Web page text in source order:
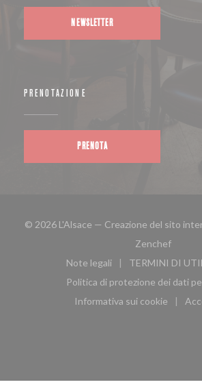
NEWSLETTER
PRENOTAZIONE
PRENOTA
© 2026 L'Alsace — Creazione del sito
Zenchef((apre
Note legali
((apre una nuova finestra))
TERMINI DI
Politica di protezione dei dati
((apre
Informativa sui cookie
((apre una nuova